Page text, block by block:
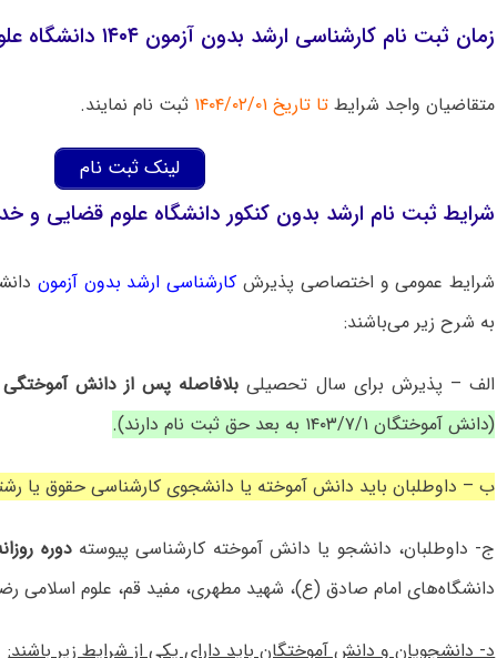
زمان ثبت نام کارشناسی ارشد بدون آزمون ۱۴۰۴ دانشگاه علوم قضایی و خدمات اداری
متقاضیان واجد شرایط تا تاریخ ۱۴۰۴/۰۲/۰۱ ثبت نام نمایند.
لینک ثبت نام
شرایط ثبت نام ارشد بدون کنکور دانشگاه علوم قضایی و
شرایط عمومی و اختصاصی پذیرش کارشناسی ارشد بدون آزمون
به شرح زیر می‌باشند:
الف – پذیرش برای سال تحصیلیبلافاصله پس از دانش
(دانش آموختگان ۱۴۰۳/۷/۱ به بعد حق ثبت نام دارند).
ب – داوطلبان باید دانش آموخته یا دانشجوی کارشناسی حقوق یا
ج- داوطلبان، دانشجو یا دانش آموخته کارشناسی پیوستهدوره
دانشگاه‌های امام صادق (ع)، شهید مطهری، مفید قم، علوم اسلامی
د- دانشجویان و دانش آموختگان باید دارای یکی از شرایط زیر باشند: